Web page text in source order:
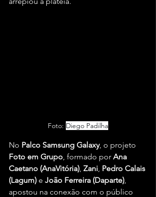
Foto: Diego Padilha
No Palco Samsung Galaxy, o projeto
Foto em Grupo , formado por Ana
Caetano (AnaVitória) Zani Pedro Calais
(Lagum) e João Ferreira (Daparte)
apostou na conexão com o público